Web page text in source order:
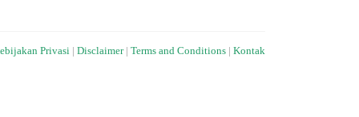
Privasi Disclaimer| Terms and Conditions Kontak